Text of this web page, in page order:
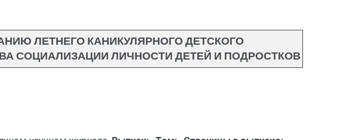
ЛЕТНЕГО КАНИКУЛЯРНОГО ДЕТСКОГО
СОЦИАЛИЗАЦИИ ЛИЧНОСТИ ДЕТЕЙ И ПОДРОСТКОВ